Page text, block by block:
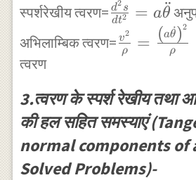
dv }{ dt }
=\frac { d }
{ dt } \left(
\frac { ds }{
dt } \right)
\\ =\frac {
{ d }^{ 2 }s
}{ d{ t }^{ 2
} } =\frac {
\delta
t\rightarrow
0 }{ v\frac {
\delta \psi }
{ \delta t }
} \\
=v\frac {
d\psi }{ dt }
\\ =v\frac
=a\dot
{
\theta
स्पर्शरेखीय त्वरण=\frac { {
d }^{ 2
}s }{ d{
}
=a\ddot
{ \theta
}
dt2
d2 s = aθ
¨
अभिलाम्बिक त्वरण=\frac {
{ v
} }{
\rho }
=\frac
{ {
ρ
v2 = ρ
(aθ
˙)2
त्वरण
3.त्वरण के स्पर्श रेखीय तथा
की हल सहित समस्याएं
normal components of
Solved Problems)-